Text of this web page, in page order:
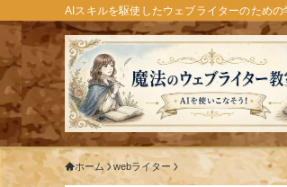
AIスキルを駆使したウェブライターのための
ホーム webライター